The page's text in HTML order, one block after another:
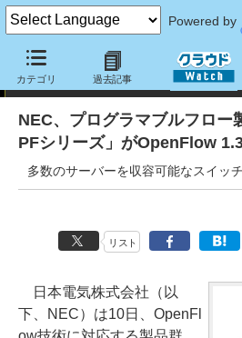
Powered by
カテゴリ 過去記事
ニュース
NEC、プログラマブルフロー
PFシリーズ」がOpenFlow
多数のサーバーを収容可能なスイッ
リスト
日本電気株式会社（以
下、NEC）は10日、OpenFl